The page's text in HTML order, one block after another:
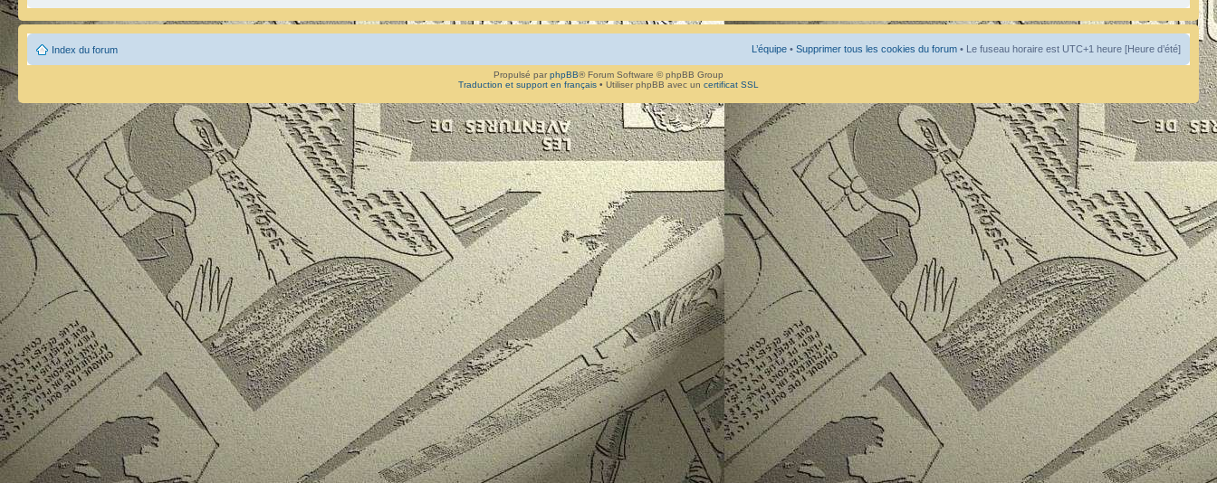
Index du forum L’équipe • Supprimer tous les cookies du forum • Le fuseau horaire est UTC+1 heure [Heure d’été]
Propulsé par phpBB® Forum Software © phpBB Group
Traduction et support en français • Utiliser phpBB avec un certificat SSL